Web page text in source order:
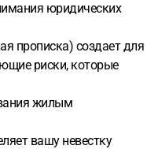
юридических
прописка) создает для
риски, которые
жилым
вашу невестку